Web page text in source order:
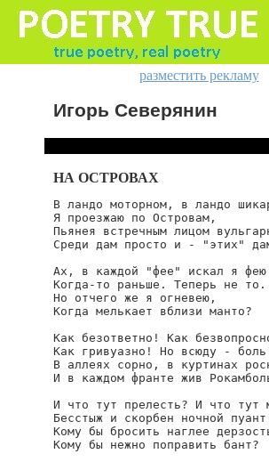
разместить рекламу
Игорь Северянин
НА ОСТРОВАХ
В ландо моторном, в ландо
Я проезжаю по Островам,
Пьянея встречным лицом
Среди дам просто и - "этих"
Ах, в каждой "фее" искал я фею
Когда-то раньше. Теперь не то.
Но отчего же я огневею,
Когда мелькает вблизи манто?
Как безответно! Как
Как гривуазно! Но всюду -
В аллеях сорно, в куртинах
И в каждом франте жив
И что тут прелесть? И что тут
Бесстыж и скорбен ночной
Кому бы бросить наглее
Кому бы нежно поправить бант?